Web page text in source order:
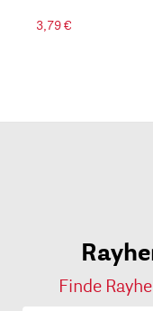
3,79 €
Finde